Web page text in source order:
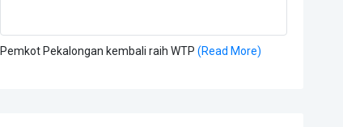
Pemkot Pekalongan kembali raih WTP (Read More)